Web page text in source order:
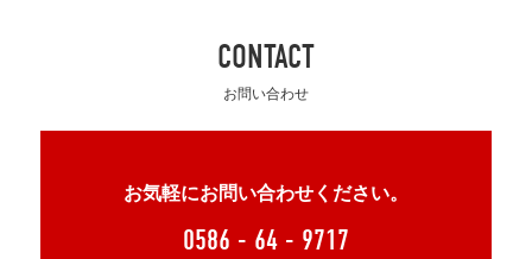
CONTACT
お問い合わせ
お気軽にお問い合わせください。
0586 - 64 - 9717